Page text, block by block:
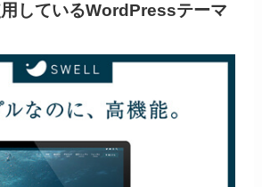
しているWordPressテーマ